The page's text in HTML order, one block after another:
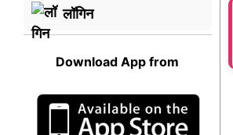
लॉगिन
Download App from